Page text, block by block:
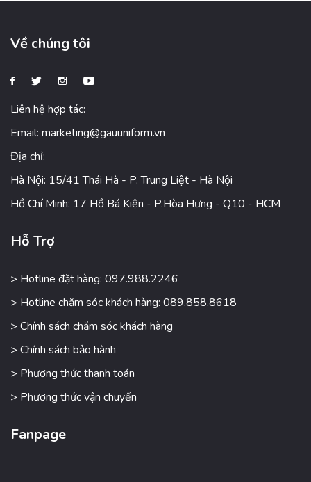
Về chúng tôi
Liên hệ hợp tác:
Email: marketing@gauuniform.vn
Địa chỉ:
Hà Nội: 15/41 Thái Hà - P. Trung Liệt - Hà Nội
Hồ Chí Minh: 17 Hồ Bá Kiện - P.Hòa Hưng - Q10 - HCM
Hỗ Trợ
> Hotline đặt hàng: 097.988.2246
> Hotline chăm sóc khách hàng: 089.858.8618
> Chính sách chăm sóc khách hàng
> Chính sách bảo hành
> Phương thức thanh toán
> Phương thức vận chuyển
Fanpage